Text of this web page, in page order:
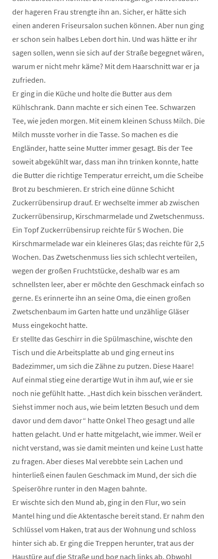
der hageren Frau strengte ihn an. Sicher, er hätte sich
einen anderen Friseursalon suchen können. Aber nun ging
er schon sein halbes Leben dort hin. Und was hätte er ihr
sagen sollen, wenn sie sich auf der Straße begegnet wären,
warum er nicht mehr käme? Mit dem Haarschnitt war er ja
zufrieden.
Er ging in die Küche und holte die Butter aus dem
Kühlschrank. Dann machte er sich einen Tee. Schwarzen
Tee, wie jeden morgen. Mit einem kleinen Schuss Milch. Die
Milch musste vorher in die Tasse. So machen es die
Engländer, hatte seine Mutter immer gesagt. Bis der Tee
soweit abgekühlt war, dass man ihn trinken konnte, hatte
die Butter die richtige Temperatur erreicht, um die Scheibe
Brot zu beschmieren. Er strich eine dünne Schicht
Zuckerrübensirup drauf. Er wechselte immer ab zwischen
Zuckerrübensirup, Kirschmarmelade und Zwetschenmuss.
Ein Topf Zuckerrübensirup reichte für 5 Wochen. Die
Kirschmarmelade war ein kleineres Glas; das reichte für 2,5
Wochen. Das Zwetschenmuss lies sich schlecht verteilen,
wegen der großen Fruchtstücke, deshalb war es am
schnellsten leer, aber er möchte den Geschmack einfach so
gerne. Es erinnerte ihn an seine Oma, die einen großen
Zwetschenbaum im Garten hatte und unzählige Gläser
Muss eingekocht hatte.
Er stellte das Geschirr in die Spülmaschine, wischte den
Tisch und die Arbeitsplatte ab und ging erneut ins
Badezimmer, um sich die Zähne zu putzen. Diese Haare!
Auf einmal stieg eine derartige Wut in ihm auf, wie er sie
noch nie gefühlt hatte. „Hast dich kein bisschen verändert.
Siehst immer noch aus, wie beim letzten Besuch und dem
davor und dem davor“ hatte Onkel Theo gesagt und alle
hatten gelacht. Und er hatte mitgelacht, wie immer. Weil er
nicht verstand, was sie damit meinten und keine Lust hatte
zu fragen. Aber dieses Mal verebbte sein Lachen und
hinterließ einen faulen Geschmack im Mund, der sich die
Speiseröhre runter in den Magen bahnte.
Er wischte sich den Mund ab, ging in den Flur, wo sein
Mantel hing und die Aktentasche bereit stand. Er nahm den
Schlüssel vom Haken, trat aus der Wohnung und schloss
hinter sich ab. Er ging die Treppen herunter, trat aus der
Haustüre auf die Straße und bog nach links ab. Obwohl